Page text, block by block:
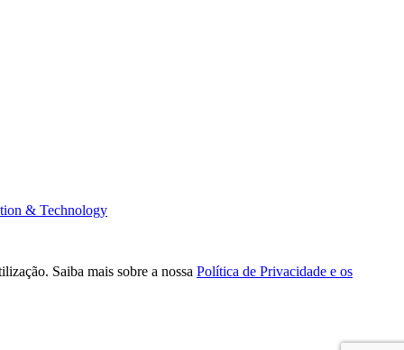
& Technology
Saiba mais sobre a nossa Política de Privacidade e os